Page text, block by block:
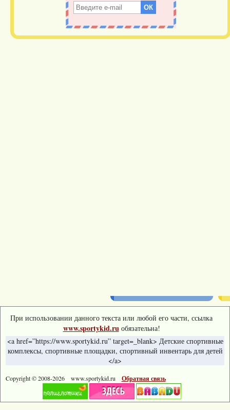
При использовании данного текста или любой его части, ссылка
www.sportykid.ruобязательна!
<a href=”https://www.sportykid.ru” target=_blank> Детские спортивные
комплексы, спортивные площадки, спортивный инвентарь для детей
</a>
Copyright © 2008-2026 www.sportykid.ru Обратная связь